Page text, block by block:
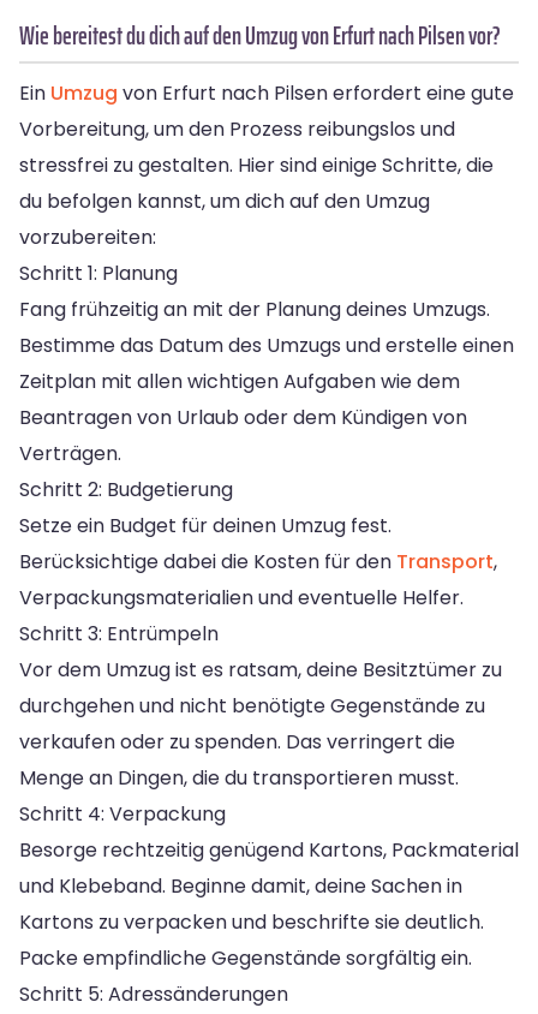
Wie bereitest du dich auf den Umzug von Erfurt nach Pilsen vor?
Ein Umzug von Erfurt nach Pilsen erfordert eine gute
Vorbereitung, um den Prozess reibungslos und
stressfrei zu gestalten. Hier sind einige Schritte, die
du befolgen kannst, um dich auf den Umzug
vorzubereiten:
Schritt 1: Planung
Fang frühzeitig an mit der Planung deines Umzugs.
Bestimme das Datum des Umzugs und erstelle einen
Zeitplan mit allen wichtigen Aufgaben wie dem
Beantragen von Urlaub oder dem Kündigen von
Verträgen.
Schritt 2: Budgetierung
Setze ein Budget für deinen Umzug fest.
Berücksichtige dabei die Kosten für den Transport,
Verpackungsmaterialien und eventuelle Helfer.
Schritt 3: Entrümpeln
Vor dem Umzug ist es ratsam, deine Besitztümer zu
durchgehen und nicht benötigte Gegenstände zu
verkaufen oder zu spenden. Das verringert die
Menge an Dingen, die du transportieren musst.
Schritt 4: Verpackung
Besorge rechtzeitig genügend Kartons, Packmaterial
und Klebeband. Beginne damit, deine Sachen in
Kartons zu verpacken und beschrifte sie deutlich.
Packe empfindliche Gegenstände sorgfältig ein.
Schritt 5: Adressänderungen